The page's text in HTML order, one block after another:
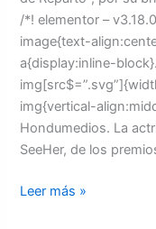
/*! elementor –
image{text-
a{display:inline-
img{vertical-
Hondumedios. La
SeeHer, de los
Leer más »